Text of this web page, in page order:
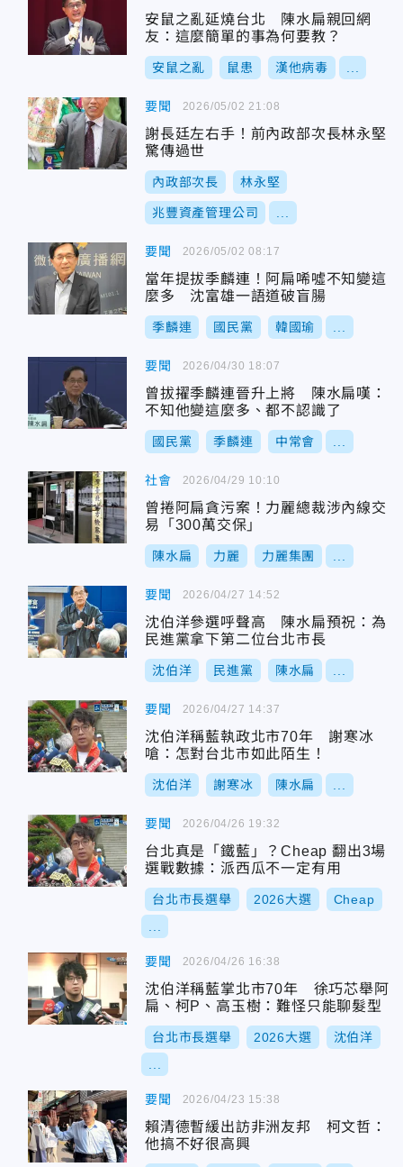
安鼠之亂延燒台北 陳水扁親回網
友：這麼簡單的事為何要教？
安鼠之亂 鼠患 漢他病毒
要聞
謝長廷左右手！前內政部次長林永堅
驚傳過世
內政部次長 林永堅
兆豐資產管理公司
2026/05/02 21:08
要聞
當年提拔季麟連！阿扁唏噓不知變這
麼多 沈富雄一語道破盲腸
季麟連 國民黨 韓國瑜
2026/05/02 08:17
要聞
曾拔擢季麟連晉升上將 陳水扁嘆：
不知他變這麼多、都不認識了
國民黨 季麟連 中常會
2026/04/30 18:07
社會
曾捲阿扁貪污案！力麗總裁涉內線交
易「300萬交保」
陳水扁 力麗 力麗集團
2026/04/29 10:10
要聞
沈伯洋參選呼聲高 陳水扁預祝：為
民進黨拿下第二位台北市長
沈伯洋 民進黨 陳水扁
2026/04/27 14:52
要聞
沈伯洋稱藍執政北市70年 謝寒冰
嗆：怎對台北市如此陌生！
沈伯洋 謝寒冰 陳水扁
2026/04/27 14:37
要聞
台北真是「鐵藍」？Cheap 翻出3場
選戰數據：派西瓜不一定有用
台北市長選舉 2026大選 Cheap
2026/04/26 19:32
要聞
沈伯洋稱藍掌北市70年 徐巧芯舉阿
扁、柯P、高玉樹：難怪只能聊髮型
台北市長選舉 2026大選 沈伯洋
2026/04/26 16:38
要聞
賴清德暫緩出訪非洲友邦 柯文哲：
他搞不好很高興
2026/04/23 15:38